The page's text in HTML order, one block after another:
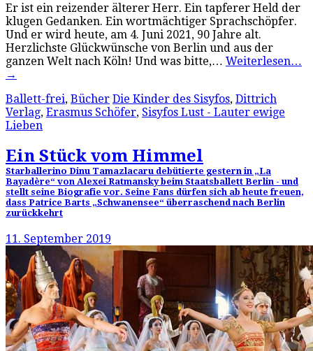
Er ist ein reizender älterer Herr. Ein tapferer Held der
klugen Gedanken. Ein wortmächtiger Sprachschöpfer.
Und er wird heute, am 4. Juni 2021, 90 Jahre alt.
Herzlichste Glückwünsche von Berlin und aus der
ganzen Welt nach Köln! Und was bitte,… Weiterlesen…
→
Ballett-frei, Bücher Die Kinder des Sisyfos, Dittrich
Verlag, Erasmus Schöfer, Sisyfos Lust - Lauter ewige
Lieben
Ein Stück vom Himmel
Starballerino Dinu Tamazlacaru debütierte gestern in „La
Bayadère“ von Alexei Ratmansky beim Staatsballett Berlin - und
stellt seine Biografie vor. Seine Fans dürfen sich ab heute freuen,
dass Patrice Barts „Schwanensee“ überraschend nach Berlin
zurückkehrt
11. September 2019